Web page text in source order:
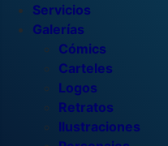
Servicios
Galerías
Cómics
Carteles
Logos
Retratos
Ilustraciones